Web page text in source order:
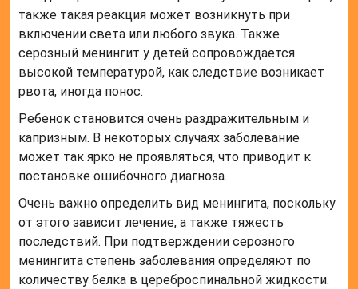
также такая реакция может возникнуть при
включении света или любого звука. Также
серозный менингит у детей сопровождается
высокой температурой, как следствие возникает
рвота, иногда понос.
Ребенок становится очень раздражительным и
капризным. В некоторых случаях заболевание
может так ярко не проявляться, что приводит к
постановке ошибочного диагноза.
Очень важно определить вид менингита, поскольку
от этого зависит лечение, а также тяжесть
последствий. При подтверждении серозного
менингита степень заболевания определяют по
количеству белка в цереброспинальной жидкости.